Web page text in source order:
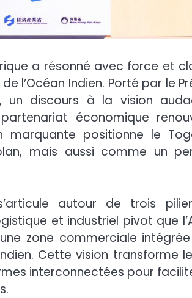
a résonné avec force et
l’Océan Indien. Porté par le
un discours à la vision
économique
marquante positionne le
mais aussi comme un
autour de trois
et industriel pivot que
zone commerciale
Cette vision transforme
interconnectées pour